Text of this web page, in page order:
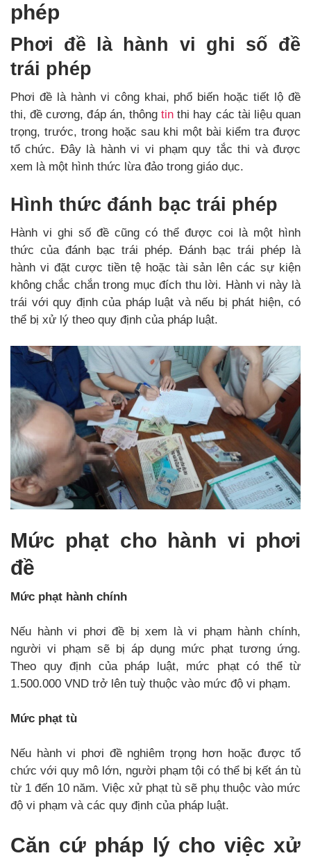
phép
Phơi đề là hành vi ghi số đề
trái phép
Phơi đề là hành vi công khai, phổ biến hoặc tiết lộ đề
thi, đề cương, đáp án, thôngtin thi hay các tài liệu quan
trọng, trước, trong hoặc sau khi một bài kiểm tra được
tổ chức. Đây là hành vi vi phạm quy tắc thi và được
xem là một hình thức lừa đảo trong giáo dục.
Hình thức đánh bạc trái phép
Hành vi ghi số đề cũng có thể được coi là một hình
thức của đánh bạc trái phép. Đánh bạc trái phép là
hành vi đặt cược tiền tệ hoặc tài sản lên các sự kiện
không chắc chắn trong mục đích thu lời. Hành vi này là
trái với quy định của pháp luật và nếu bị phát hiện, có
thể bị xử lý theo quy định của pháp luật.
Mức phạt cho hành vi phơi
đề
Mức phạt hành chính
Nếu hành vi phơi đề bị xem là vi phạm hành chính,
người vi phạm sẽ bị áp dụng mức phạt tương ứng.
Theo quy định của pháp luật, mức phạt có thể từ
1.500.000 VND trở lên tuỳ thuộc vào mức độ vi phạm.
Mức phạt tù
Nếu hành vi phơi đề nghiêm trọng hơn hoặc được tổ
chức với quy mô lớn, người phạm tội có thể bị kết án tù
từ 1 đến 10 năm. Việc xử phạt tù sẽ phụ thuộc vào mức
độ vi phạm và các quy định của pháp luật.
Căn cứ pháp lý cho việc xử